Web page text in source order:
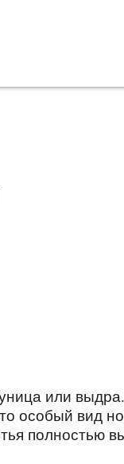
или
особый вид
полностью